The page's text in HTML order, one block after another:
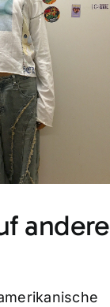
andere